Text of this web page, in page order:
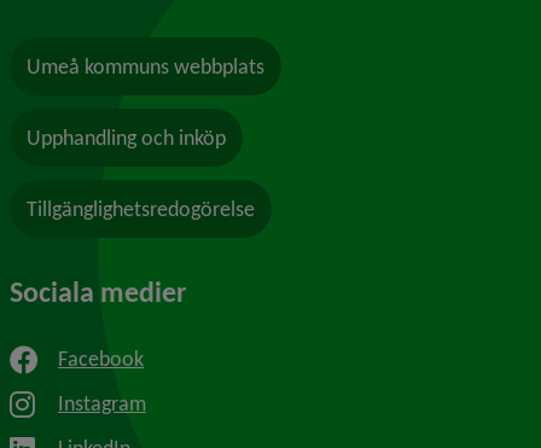
Umeå kommuns webbplats
Upphandling och inköp
Tillgänglighetsredogörelse
Sociala medier
Facebook
Instagram